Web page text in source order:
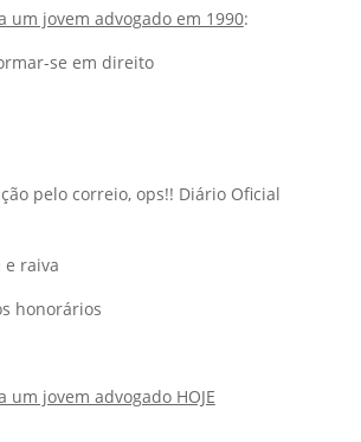
um jovem advogado em 1990:
se em direito
pelo correio, ops!! Diário Oficial
e raiva
honorários
um jovem advogado HOJE